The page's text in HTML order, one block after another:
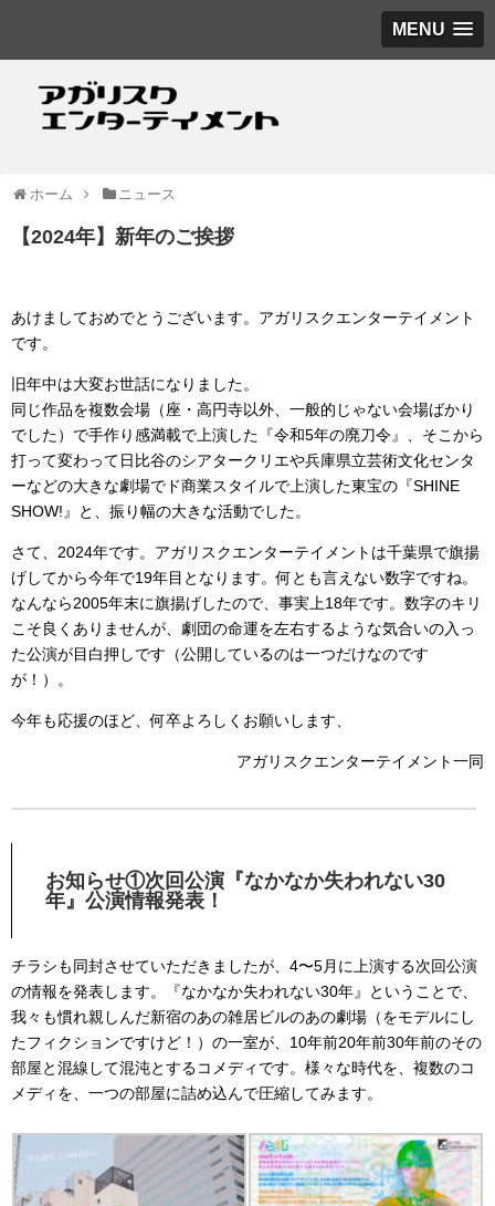
MENU
ホーム ニュース
【2024年】新年のご挨拶
あけましておめでとうございます。アガリスクエンターテイメント
です。
旧年中は大変お世話になりました。
同じ作品を複数会場（座・高円寺以外、一般的じゃない会場ばかり
でした）で手作り感満載で上演した『令和5年の廃刀令』、そこから
打って変わって日比谷のシアタークリエや兵庫県立芸術文化センタ
ーなどの大きな劇場でド商業スタイルで上演した東宝の『SHINE
SHOW!』と、振り幅の大きな活動でした。
さて、2024年です。アガリスクエンターテイメントは千葉県で旗揚
げしてから今年で19年目となります。何とも言えない数字ですね。
なんなら2005年末に旗揚げしたので、事実上18年です。数字のキリ
こそ良くありませんが、劇団の命運を左右するような気合いの入っ
た公演が目白押しです（公開しているのは一つだけなのです
が！）。
今年も応援のほど、何卒よろしくお願いします、
アガリスクエンターテイメント一同
お知らせ①次回公演『なかなか失われない30
年』公演情報発表！
チラシも同封させていただきましたが、4〜5月に上演する次回公演
の情報を発表します。『なかなか失われない30年』ということで、
我々も慣れ親しんだ新宿のあの雑居ビルのあの劇場（をモデルにし
たフィクションですけど！）の一室が、10年前20年前30年前のその
部屋と混線して混沌とするコメディです。様々な時代を、複数のコ
メディを、一つの部屋に詰め込んで圧縮してみます。